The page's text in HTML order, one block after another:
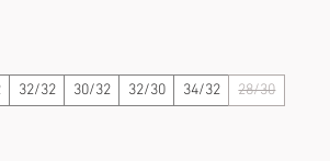
32/32 30/32 32/30 34/32
28/30